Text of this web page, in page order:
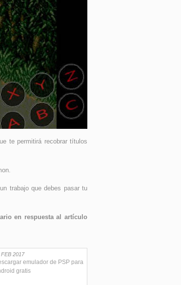
te permitirá recobrar títulos
trabajo que debes pasar tu
en respuesta al artículo
FEB 2017
emulador de PSP para
gratis